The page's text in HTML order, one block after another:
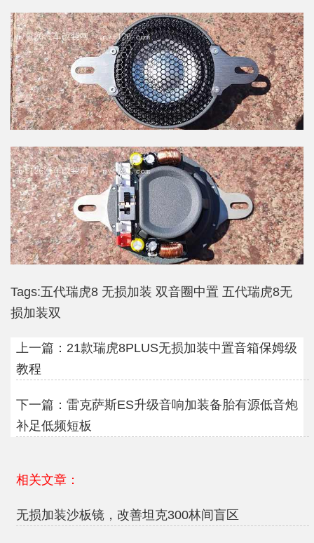
Tags:五代瑞虎8 无损加装 双音圈中置 五代瑞虎8无
损加装双
上一篇： 21款瑞虎8PLUS无损加装中置音箱保姆级
教程
下一篇： 雷克萨斯ES升级音响加装备胎有源低音炮
补足低频短板
相关文章：
无损加装沙板镜，改善坦克300林间盲区